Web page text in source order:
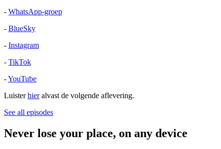
- WhatsApp-groep
- BlueSky
- Instagram
- TikTok
-YouTube
Luisterhieralvast de volgende aflevering.
See all episodes
Never lose your place, on any device